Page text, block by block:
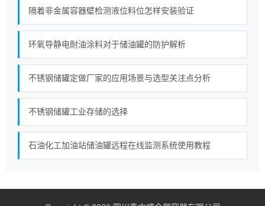
隔着非金属容器壁检测液位料位怎样安装验证
环氧导静电耐油涂料对于储油罐的防护解析
不锈钢储罐定做厂家的应用场景与选型关注点分析
不锈钢储罐工业存储的选择
石油化工加油站储油罐远程在线监测系统使用教程